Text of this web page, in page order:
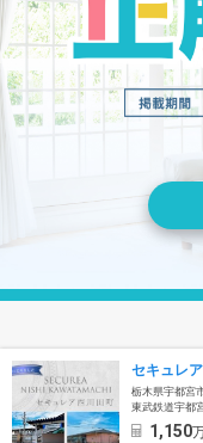
セキュレ
栃木県宇都宮
東武鉄道宇都
1,150